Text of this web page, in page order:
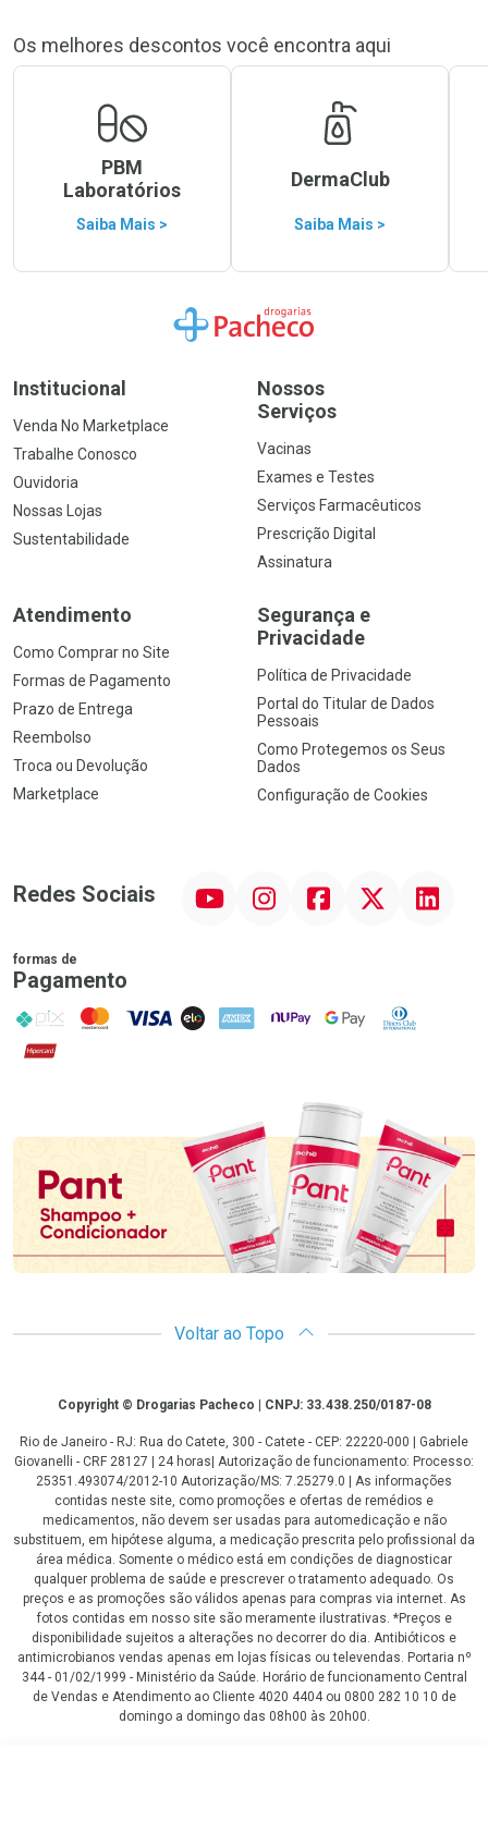
Os melhores descontos você encontra aqui
PBM
Laboratórios
Saiba Mais >
DermaClub
Saiba Mais >
Ir para a Home
Institucional
Venda No Marketplace
Trabalhe Conosco
Ouvidoria
Nossas Lojas
Sustentabilidade
Nossos
Serviços
Vacinas
Exames e Testes
Serviços Farmacêuticos
Prescrição Digital
Assinatura
Atendimento
Como Comprar no Site
Formas de Pagamento
Prazo de Entrega
Reembolso
Troca ou Devolução
Marketplace
Segurança e
Privacidade
Política de Privacidade
Portal do Titular de Dados
Pessoais
Como Protegemos os Seus
Dados
Configuração de Cookies
Redes Sociais InstagramFacebook Linkedin
formas de
Pagamento
PIX MasterCard
VISA ELO AMEX NuPay Google PayDiners Club
Hipercard
Promoção em Destaque
Voltar ao Topo
CopyrightCopyright © Drogarias Pacheco | CNPJ: 33.438.250/0187-08
Rio de Janeiro - RJ: Rua do Catete, 300 - Catete - CEP: 22220-000 | Gabriele
Giovanelli - CRF 28127 | 24 horas| Autorização de funcionamento: Processo:
25351.493074/2012-10 Autorização/MS: 7.25279.0 | As informações
contidas neste site, como promoções e ofertas de remédios e
medicamentos, não devem ser usadas para automedicação e não
substituem, em hipótese alguma, a medicação prescrita pelo profissional da
área médica. Somente o médico está em condições de diagnosticar
qualquer problema de saúde e prescrever o tratamento adequado. Os
preços e as promoções são válidos apenas para compras via internet. As
fotos contidas em nosso site são meramente ilustrativas. *Preços e
disponibilidade sujeitos a alterações no decorrer do dia. Antibióticos e
antimicrobianos vendas apenas em lojas físicas ou televendas. Portaria nº
344 - 01/02/1999 - Ministério da Saúde. Horário de funcionamento Central
de Vendas e Atendimento ao Cliente 4020 4404 ou 0800 282 10 10 de
domingo a domingo das 08h00 às 20h00.